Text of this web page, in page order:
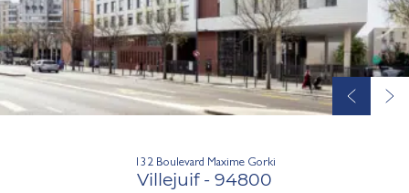
132 Boulevard Maxime Gorki
Villejuif - 94800